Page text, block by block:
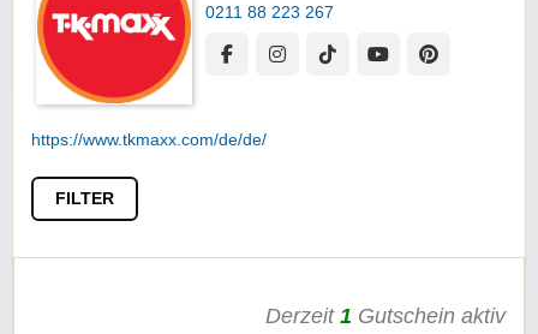
0211 88 223 267
https://www.tkmaxx.com/de/de/
FILTER
Derzeit 1 Gutschein aktiv